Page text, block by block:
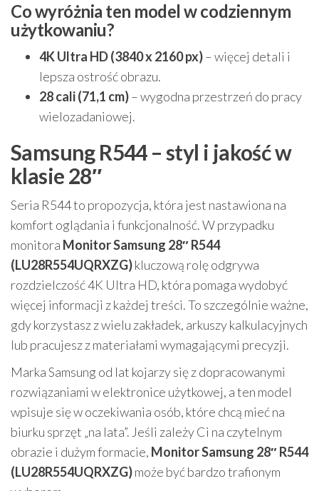
Co wyróżnia ten model w codziennym
użytkowaniu?
4K Ultra HD (3840 x 2160 px)– więcej detali i
lepsza ostrość obrazu.
28 cali (71,1 cm)– wygodna przestrzeń do pracy
wielozadaniowej.
Samsung R544 – styl i jakość w
klasie 28″
Seria R544 to propozycja, która jest nastawiona na
komfort oglądania i funkcjonalność. W przypadku
monitora Monitor Samsung 28″ R544
(LU28R554UQRXZG)kluczową rolę odgrywa
rozdzielczość 4K Ultra HD, która pomaga wydobyć
więcej informacji z każdej treści. To szczególnie ważne,
gdy korzystasz z wielu zakładek, arkuszy kalkulacyjnych
lub pracujesz z materiałami wymagającymi precyzji.
Marka Samsung od lat kojarzy się z dopracowanymi
rozwiązaniami w elektronice użytkowej, a ten model
wpisuje się w oczekiwania osób, które chcą mieć na
biurku sprzęt „na lata”. Jeśli zależy Ci na czytelnym
obrazie i dużym formacie, Monitor Samsung 28″ R544
(LU28R554UQRXZG)może być bardzo trafionym